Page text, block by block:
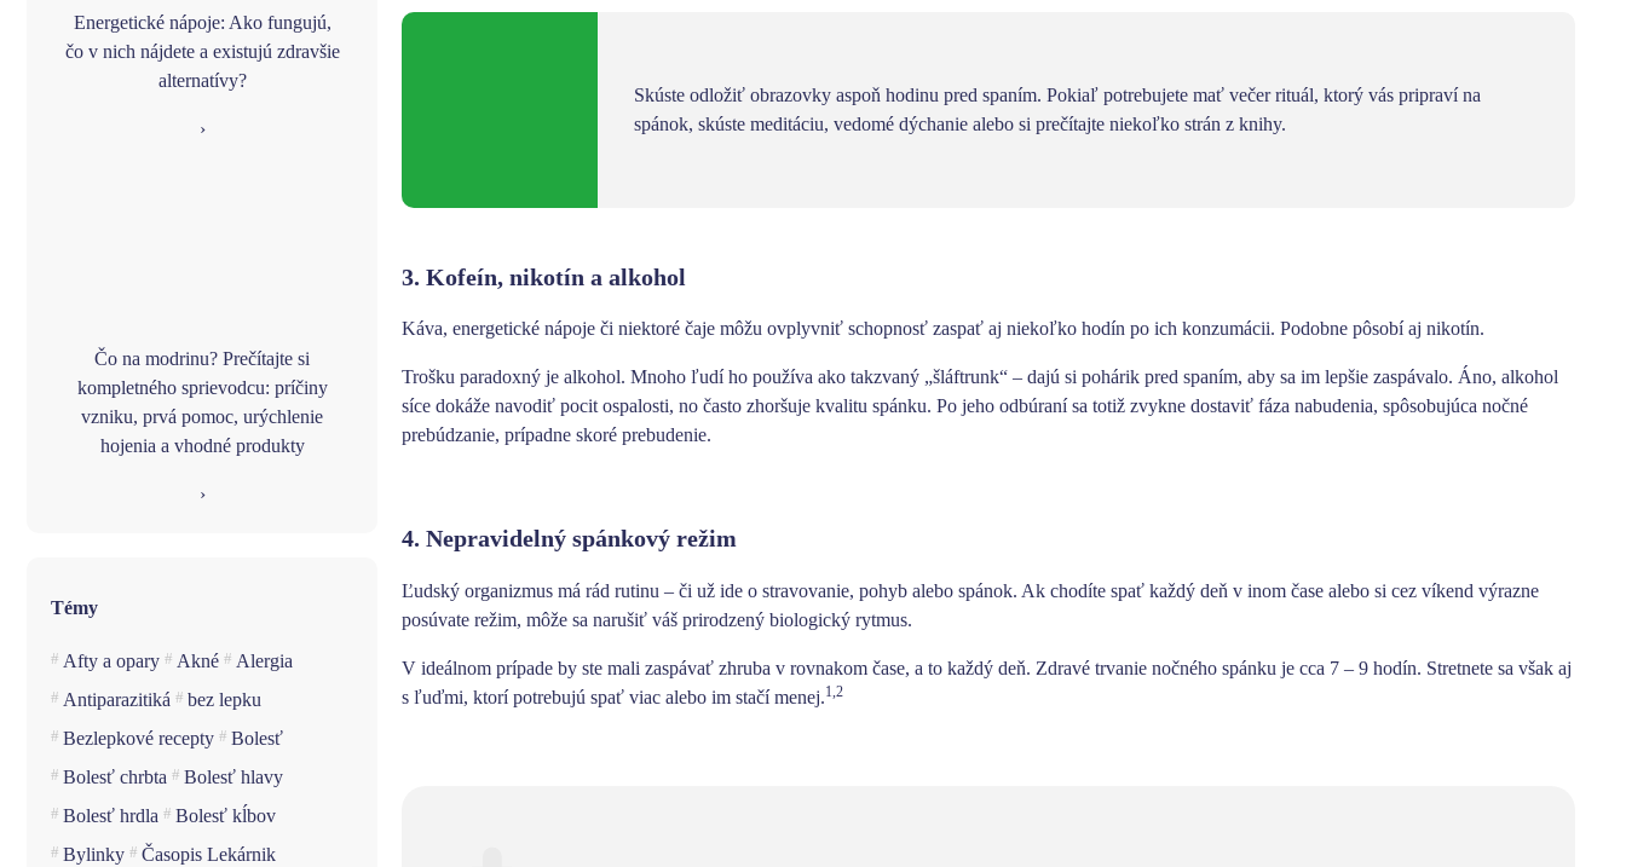
Skúste odložiť obrazovky aspoň hodinu pred spaním. Pokiaľ potrebujete mať večer rituál, ktorý vás pripraví na
spánok, skúste meditáciu, vedomé dýchanie alebo si prečítajte niekoľko strán z knihy.
3. Kofeín, nikotín a alkohol
Káva, energetické nápoje či niektoré čaje môžu ovplyvniť schopnosť zaspať aj niekoľko hodín po ich konzumácii. Podobne pôsobí aj nikotín.
Trošku paradoxný je alkohol. Mnoho ľudí ho používa ako takzvaný „šláftrunk“ – dajú si pohárik pred spaním, aby sa im lepšie zaspávalo. Áno, alkohol
síce dokáže navodiť pocit ospalosti, no často zhoršuje kvalitu spánku. Po jeho odbúraní sa totiž zvykne dostaviť fáza nabudenia, spôsobujúca nočné
prebúdzanie, prípadne skoré prebudenie.
4. Nepravidelný spánkový režim
Ľudský organizmus má rád rutinu – či už ide o stravovanie, pohyb alebo spánok. Ak chodíte spať každý deň v inom čase alebo si cez víkend výrazne
posúvate režim, môže sa narušiť váš prirodzený biologický rytmus.
V ideálnom prípade by ste mali zaspávať zhruba v rovnakom čase, a to každý deň. Zdravé trvanie nočného spánku je cca 7 – 9 hodín. Stretnete sa však aj
s ľuďmi, ktorí potrebujú spať viac alebo im stačí menej.1,2
Energetické nápoje: Ako fungujú,
čo v nich nájdete a existujú zdravšie
alternatívy?
›
Čo na modrinu? Prečítajte si
kompletného sprievodcu: príčiny
vzniku, prvá pomoc, urýchlenie
hojenia a vhodné produkty
›
Témy
Afty a opary Akné
Alergia
Antiparazitiká
bez lepku
Bezlepkové recepty
Bolesť
Bolesť chrbta
Bolesť hlavy
Bolesť hrdla
Bolesť kĺbov
Bylinky
Časopis Lekárnik